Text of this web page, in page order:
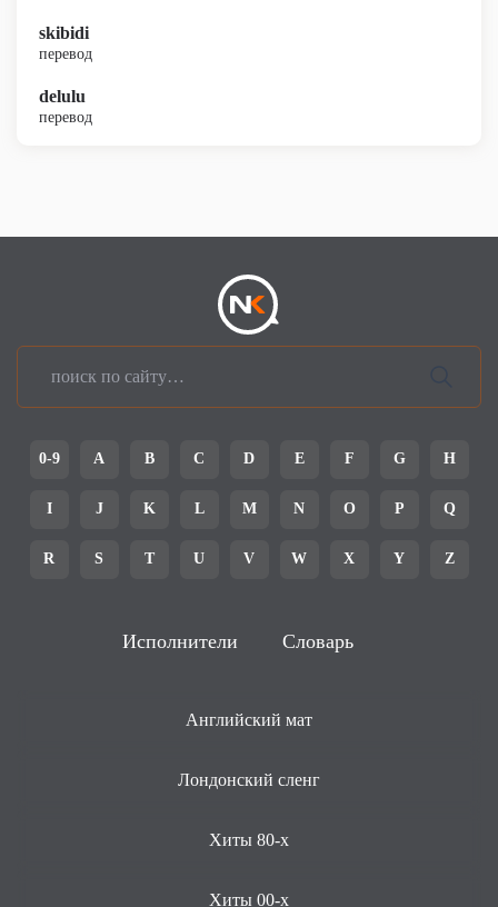
skibidi
перевод
delulu
перевод
0-9 A B C D E F G H
I J K L M N O P Q
R S T U V W X Y Z
Исполнители Словарь
Английский мат
Лондонский сленг
Хиты 80-х
Хиты 00-х